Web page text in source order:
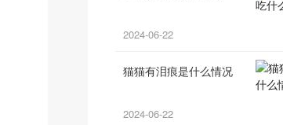
2024-06-22
猫猫有泪痕是什么情况
2024-06-22